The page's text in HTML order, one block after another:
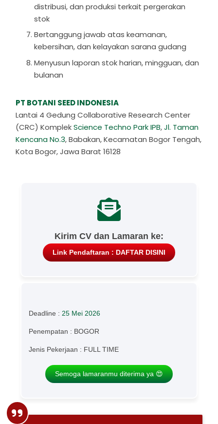
distribusi, dan produksi terkait pergerakan
stok
Bertanggung jawab atas keamanan,
kebersihan, dan kelayakan sarana gudang
Menyusun laporan stok harian, mingguan, dan
bulanan
PT BOTANI SEED INDONESIA
Lantai 4 Gedung Collaborative Research Center
(CRC) KomplekScience Techno Park IPB,Jl. Taman
Kencana No.3, Babakan, Kecamatan Bogor Tengah,
Kota Bogor, Jawa Barat 16128
Kirim CV dan Lamaran ke:
Link Pendaftaran : DAFTAR DISINI
Deadline :25 Mei 2026
Penempatan : BOGOR
Jenis Pekerjaan : FULL TIME
Semoga lamaranmu diterima ya 😍